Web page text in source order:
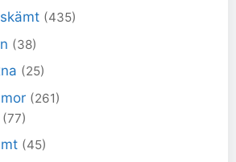
(435)
(38)
(25)
(261)
(77)
(45)